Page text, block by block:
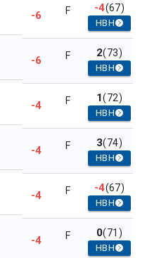
-6 F -4(67)
HBH
-6 F 2(73)
HBH
-4 F 1(72)
HBH
-4 F 3(74)
HBH
-4 F -4(67)
HBH
-4 F 0(71)
HBH